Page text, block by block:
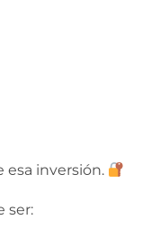
esa inversión.
ser: